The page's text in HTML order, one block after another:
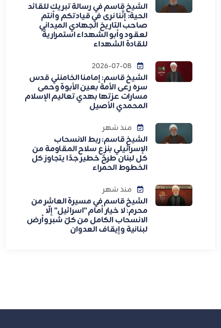
الشيخ قاسم في رسالة تبريك للقائد
الحية: إنَّنا نرى في قيادتكم وأنتم
صاحب التاريخ الجهادي الميداني
لعقود وأبو الشهداء استمراريةً
للقادة الشهداء
الشيخ قاسم: إمامنا الخامنئي قدس
سره رعى الأمة بعين الأبوة وحمى
مسارات عزتها بهدي تعاليم الإسلام
المحمدي الأصيل
منذ شهر
الشيخ قاسم: ربط الانسحاب
الإسرائيلي بنزع سلاح المقاومة من
كل لبنان طرحٌ خطير جدًا يتجاوز كل
الخطوط الحمراء
منذ شهر
الشيخ قاسم في مسيرة العاشر من
محرم: لا خيار أمام "اسرائيل" إلّا
الانسحاب الكامل من كلّ شبر وأرض
لبنانية وإيقاف العدوان